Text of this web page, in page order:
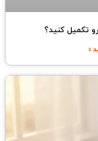
تکمیل کنید؟
»